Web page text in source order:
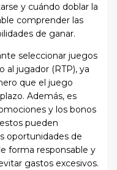
y cuándo doblar la
comprender las
de ganar.
seleccionar juegos
al jugador (RTP), ya
que el juego
Además, es
y los bonos
pueden
oportunidades de
forma responsable y
gastos excesivos.